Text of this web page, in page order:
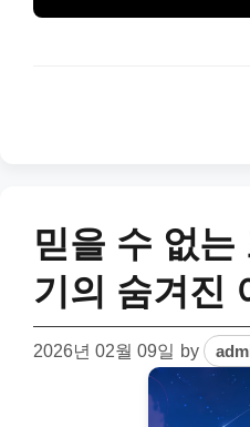
믿을 수 없는
기의 숨겨진
2026년 02월 09일 by